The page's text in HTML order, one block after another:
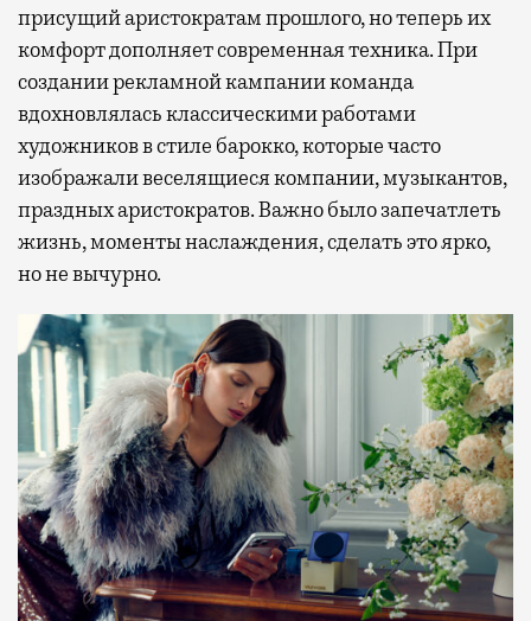
присущий аристократам прошлого, но теперь их
комфорт дополняет современная техника. При
создании рекламной кампании команда
вдохновлялась классическими работами
художников в стиле барокко, которые часто
изображали веселящиеся компании, музыкантов,
праздных аристократов. Важно было запечатлеть
жизнь, моменты наслаждения, сделать это ярко,
но не вычурно.